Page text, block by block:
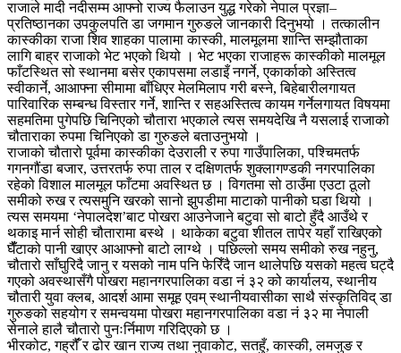
राजाले मादी नदीसम्म आफ्नो राज्य फैलाउन युद्ध गरेको नेपाल प्रज्ञा–
प्रतिष्ठानका उपकुलपति डा जगमान गुरुङले जानकारी दिनुभयो । तत्कालीन
कास्कीका राजा शिव शाहका पालामा कास्की, मालमूलमा शान्ति सम्झौताका
लागि बाह्र राजाको भेट भएको थियो । भेट भएका राजाहरू कास्कीको मालमूल
फाँटस्थित सो स्थानमा बसेर एकापसमा लडाइँ नगर्ने, एकार्काको अस्तित्व
स्वीकार्ने, आआफ्ना सीमामा बाँधिएर मेलमिलाप गरी बस्ने, बिहेबारीलगायत
पारिवारिक सम्बन्ध विस्तार गर्ने, शान्ति र सहअस्तित्व कायम गर्नेलगायत विषयमा
सहमतिमा पुगेपछि चिनिएको चौतारा भएकाले त्यस समयदेखि नै यसलाई राजाको
चौताराका रुपमा चिनिएको डा गुरुङले बताउनुभयो ।
राजाको चौतारो पूर्वमा कास्कीका देउराली र रुपा गाउँपालिका, पश्चिमतर्फ
गगनगौंडा बजार, उत्तरतर्फ रुपा ताल र दक्षिणतर्फ शुक्लागण्डकी नगरपालिका
रहेको विशाल मालमूल फाँटमा अवस्थित छ । विगतमा सो ठाउँमा एउटा ठूलो
समीको रुख र त्यसमुनि खरको सानो झुपडीमा माटाको पानीको घडा थियो ।
त्यस समयमा ‘नेपालदेश’बाट पोखरा आउनेजाने बटुवा सो बाटो हुँदै आउँथे र
थकाइ मार्न सोही चौतारामा बस्थे । थाकेका बटुवा शीतल तापेर यहाँ राखिएको
घैंँटाको पानी खाएर आआफ्नो बाटो लाग्थे । पछिल्लो समय समीको रुख नहुनु,
चौतारो साँघुरिदै जानु र यसको नाम पनि फेरिँदै जान थालेपछि यसको महत्व घट्दै
गएको अवस्थासँगै पोखरा महानगरपालिका वडा नं ३२ को कार्यालय, स्थानीय
चौतारी युवा क्लब, आदर्श आमा समूह एवम् स्थानीयवासीका साथै संस्कृतिविद् डा
गुरुङको सहयोग र समन्वयमा पोखरा महानगरपालिका वडा नं ३२ मा नेपाली
सेनाले हालै चौतारो पुनःर्निमाण गरिदिएको छ ।
भीरकोट, गह्रौंँ र ढोर खान राज्य तथा नुवाकोट, सतहुँ, कास्की, लमजुङ र